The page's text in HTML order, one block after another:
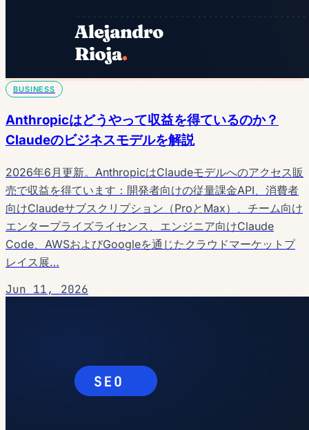
BUSINESS
Anthropicはどうやって収益を得ているのか？
Claudeのビジネスモデルを解説
2026年6月更新。AnthropicはClaudeモデルへのアクセス販
売で収益を得ています：開発者向けの従量課金API、消費者
向けClaudeサブスクリプション（ProとMax）、チーム向け
エンタープライズライセンス、エンジニア向けClaude
Code、AWSおよびGoogleを通じたクラウドマーケットプ
レイス展…
Jun 11, 2026